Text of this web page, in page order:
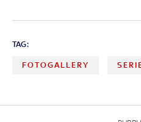
TAG:
FOTOGALLERY